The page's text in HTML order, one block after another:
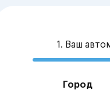
1. Ваш
Город